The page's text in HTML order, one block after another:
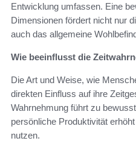
Entwicklung umfassen. Eine
Dimensionen fördert nicht nur
auch das allgemeine
Wie beeinflusst die
Die Art und Weise, wie
direkten Einfluss auf ihre
Wahrnehmung führt zu
persönliche Produktivität
nutzen.